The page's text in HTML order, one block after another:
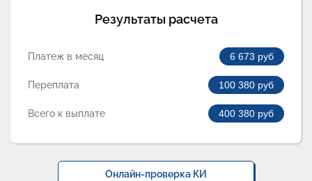
Результаты расчета
Платеж в месяц 6 673 руб
Переплата 100 380 руб
Всего к выплате 400 380 руб
Онлайн-проверка КИ